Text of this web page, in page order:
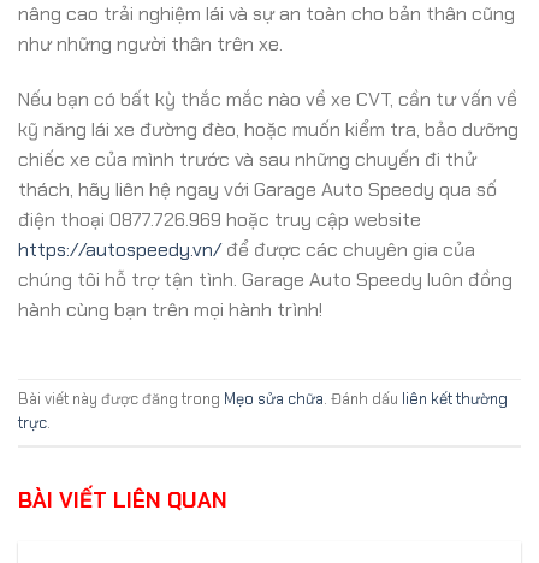
nâng cao trải nghiệm lái và sự an toàn cho bản thân cũng
như những người thân trên xe.
Nếu bạn có bất kỳ thắc mắc nào về xe CVT, cần tư vấn về
kỹ năng lái xe đường đèo, hoặc muốn kiểm tra, bảo dưỡng
chiếc xe của mình trước và sau những chuyến đi thử
thách, hãy liên hệ ngay với Garage Auto Speedy qua số
điện thoại 0877.726.969 hoặc truy cập website
https://autospeedy.vn/để được các chuyên gia của
chúng tôi hỗ trợ tận tình. Garage Auto Speedy luôn đồng
hành cùng bạn trên mọi hành trình!
Bài viết này được đăng trong Mẹo sửa chữa. Đánh dấu liên kết thường
trực.
BÀI VIẾT LIÊN QUAN